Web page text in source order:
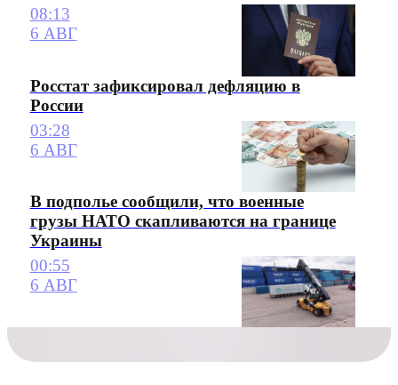
08:13
6 АВГ
Росстат зафиксировал дефляцию в
России
03:28
6 АВГ
В подполье сообщили, что военные
грузы НАТО скапливаются на границе
Украины
00:55
6 АВГ